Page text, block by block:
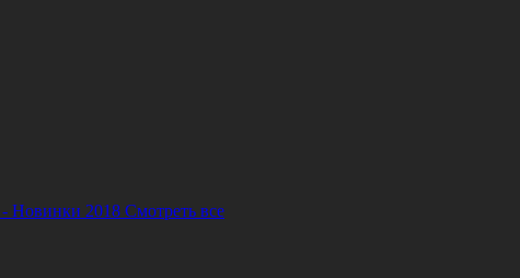
- Новинки 2018 Смотреть все